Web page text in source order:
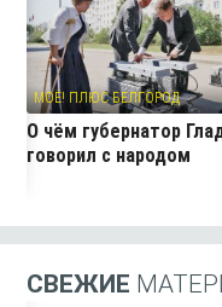
МОЁ! ПЛЮС БЕЛГОРОД
О чём губернатор
говорил с народом
СВЕЖИЕ